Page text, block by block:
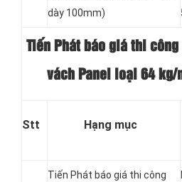
dày 100mm)
Tiến Phát báo giá thi
vách Panel loại 64 kg/
Stt Hạng mục
Tiến Phát báo giá thi công